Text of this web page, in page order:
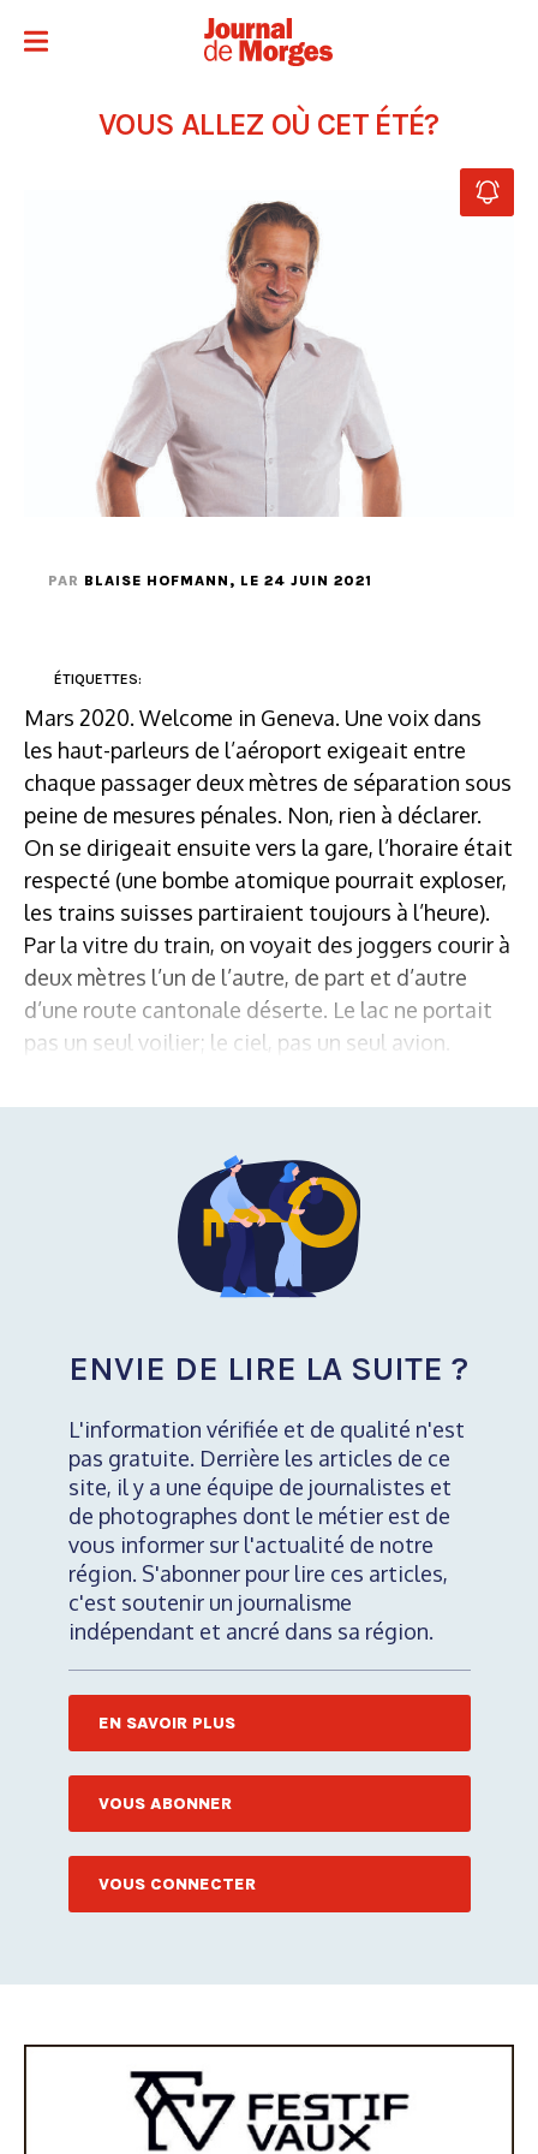
VOUS ALLEZ OÙ CET ÉTÉ?
PAR BLAISE HOFMANN , LE 24 JUIN 2021
ÉTIQUETTES:
Mars 2020. Welcome in Geneva. Une voix dans
les haut-parleurs de l’aéroport exigeait entre
chaque passager deux mètres de séparation sous
peine de mesures pénales. Non, rien à déclarer.
On se dirigeait ensuite vers la gare, l’horaire était
respecté (une bombe atomique pourrait exploser,
les trains suisses partiraient toujours à l’heure).
Par la vitre du train, on voyait des joggers courir à
deux mètres l’un de l’autre, de part et d’autre
d’une route cantonale déserte. Le lac ne portait
pas un seul voilier; le ciel, pas un seul avion.
ENVIE DE LIRE LA SUITE ?
L'information vérifiée et de qualité n'est
pas gratuite. Derrière les articles de ce
site, il y a une équipe de journalistes et
de photographes dont le métier est de
vous informer sur l'actualité de notre
région. S'abonner pour lire ces articles,
c'est soutenir un journalisme
indépendant et ancré dans sa région.
EN SAVOIR PLUS
VOUS ABONNER
VOUS CONNECTER